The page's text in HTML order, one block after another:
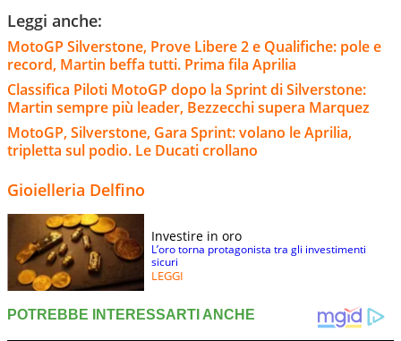
Leggi anche:
MotoGP Silverstone, Prove Libere 2 e Qualifiche: pole e
record, Martin beffa tutti. Prima fila Aprilia
Classifica Piloti MotoGP dopo la Sprint di Silverstone:
Martin sempre più leader, Bezzecchi supera Marquez
MotoGP, Silverstone, Gara Sprint: volano le Aprilia,
tripletta sul podio. Le Ducati crollano
Gioielleria Delfino
Investire in oro
L’oro torna protagonista tra gli investimenti
sicuri
LEGGI